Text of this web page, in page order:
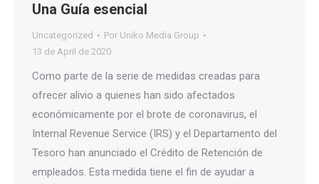
Una Guía esencial
Uncategorized Por Uniko Media Group
13 de April de 2020
Como parte de la serie de medidas creadas para
ofrecer alivio a quienes han sido afectados
económicamente por el brote de coronavirus, el
Internal Revenue Service (IRS) y el Departamento del
Tesoro han anunciado el Crédito de Retención de
empleados. Esta medida tiene el fin de ayudar a